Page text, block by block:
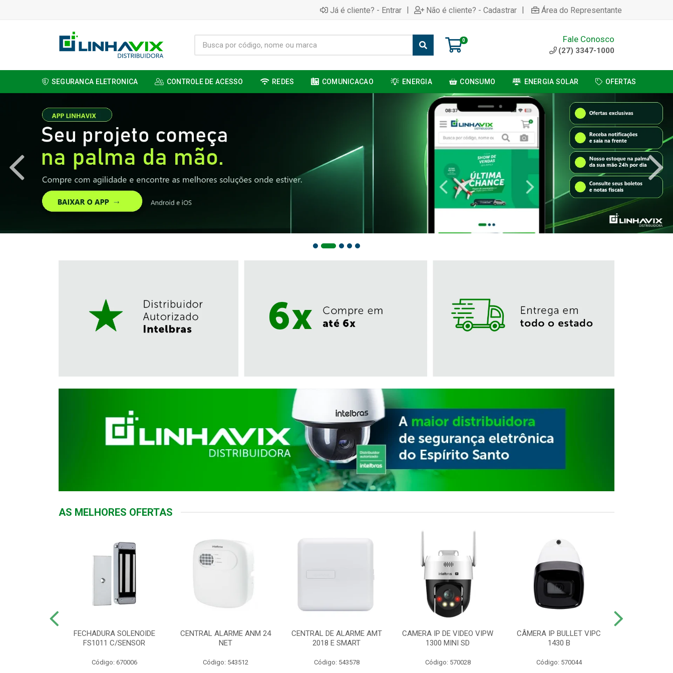
Já é cliente? - Entrar | Não é cliente? - Cadastrar | Área do Representante
0 Fale Conosco
(27) 3347-1000
SEGURANCA ELETRONICA CONTROLE DE ACESSO REDES COMUNICACAO ENERGIA CONSUMO ENERGIA SOLAR OFERTAS
AS MELHORES OFERTAS
FECHADURA SOLENOIDE
FS1011 C/SENSOR
Código: 670006
CENTRAL ALARME ANM 24
NET
Código: 543512
CENTRAL DE ALARME AMT
2018 E SMART
Código: 543578
CAMERA IP DE VIDEO VIPW
1300 MINI SD
Código: 570028
CÂMERA IP BULLET VIPC
1430 B
Código: 570044